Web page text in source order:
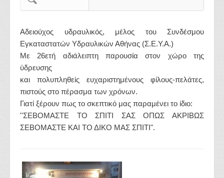
Αδειούχος υδραυλικός, μέλος του Συνδέσμου
Εγκαταστατών Υδραυλικών Αθήνας (Σ.Ε.Υ.Α.)
Με 26ετή αδιάλειπτη παρουσία στον χώρο της
ύδρευσης
και πολυπληθείς ευχαριστημένους φίλους-πελάτες,
πιστούς στο πέρασμα των χρόνων.
Γιατί ξέρουν πως το σκεπτικό μας παραμένει το ίδιο:
''ΣΕΒΟΜΑΣΤΕ ΤΟ ΣΠΙΤΙ ΣΑΣ ΟΠΩΣ ΑΚΡΙΒΩΣ
ΣΕΒΟΜΑΣΤΕ ΚΑΙ ΤΟ ΔΙΚΟ ΜΑΣ ΣΠΙΤΙ".